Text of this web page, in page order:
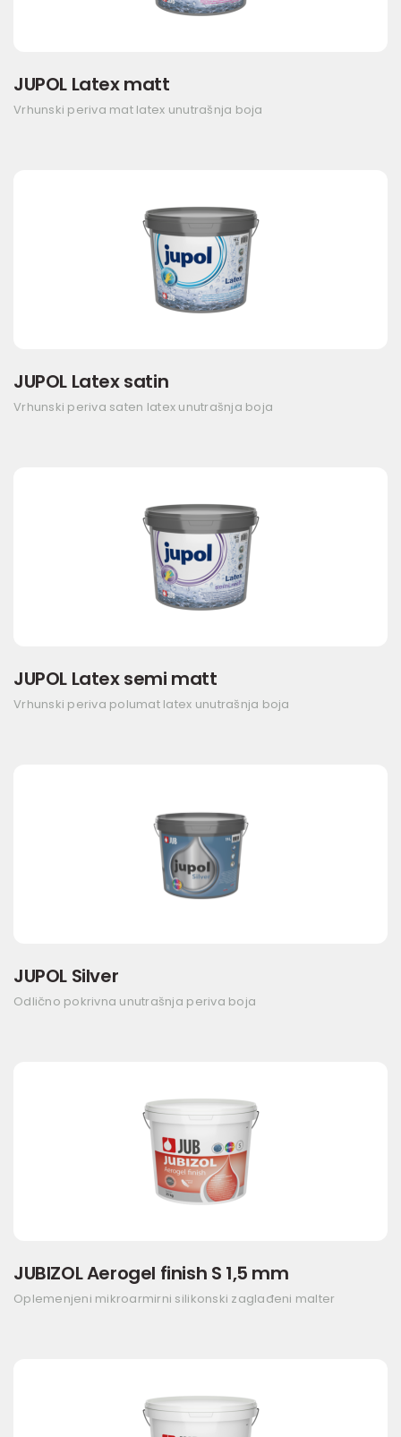
JUPOL Latex matt
Vrhunski periva mat latex unutrašnja boja
JUPOL Latex satin
Vrhunski periva saten latex unutrašnja boja
JUPOL Latex semi matt
Vrhunski periva polumat latex unutrašnja boja
JUPOL Silver
Odlično pokrivna unutrašnja periva boja
JUBIZOL Aerogel finish S 1,5 mm
Oplemenjeni mikroarmirni silikonski zaglađeni malter